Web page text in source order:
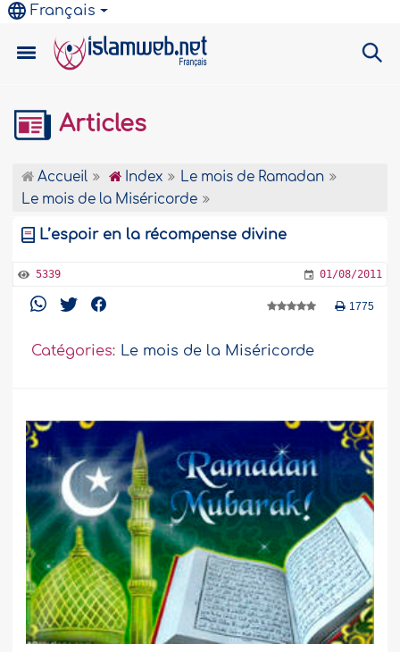
Français
Articles
Accueil Index
Le mois de Ramadan
Le mois de la Miséricorde
L’espoir en la récompense divine
5339 01/08/2011
1775
Catégories: Le mois de la Miséricorde